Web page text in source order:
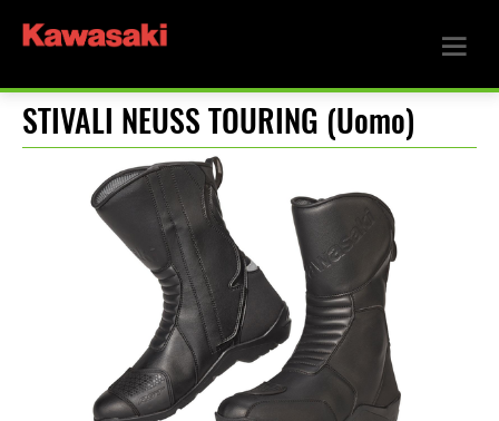
STIVALI NEUSS TOURING (Uomo)